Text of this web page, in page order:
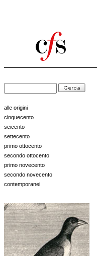
alle origini
cinquecento
seicento
settecento
primo ottocento
secondo ottocento
primo novecento
secondo novecento
contemporanei